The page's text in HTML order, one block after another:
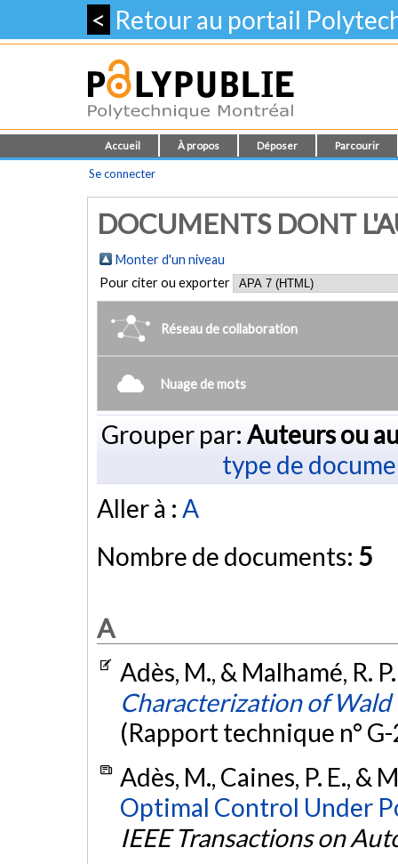
< Retour au portail
Accueil À propos Déposer Parcourir
Se connecter
DOCUMENTS DONT
Monter d'un niveau
Pour citer ou exporter
Réseau de collaboration
Nuage de mots
Grouper par: Auteurs ou
type de
Aller à : A
Nombre de documents: 5
A
Adès, M., & Malhamé, R.
Characterization of Wald
(Rapport technique n°
Adès, M., Caines, P. E., &
Optimal Control Under
IEEE Transactions on